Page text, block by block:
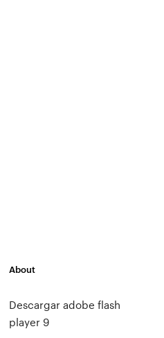
About
Descargar adobe flash
player 9